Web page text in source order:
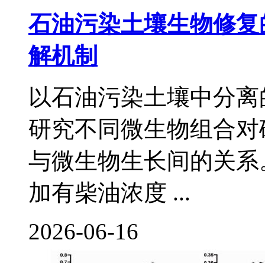
石油污染土壤生物修
解机制
以石油污染土壤中分
研究不同微生物组合
与微生物生长间的关
加有柴油浓度 ...
2026-06-16